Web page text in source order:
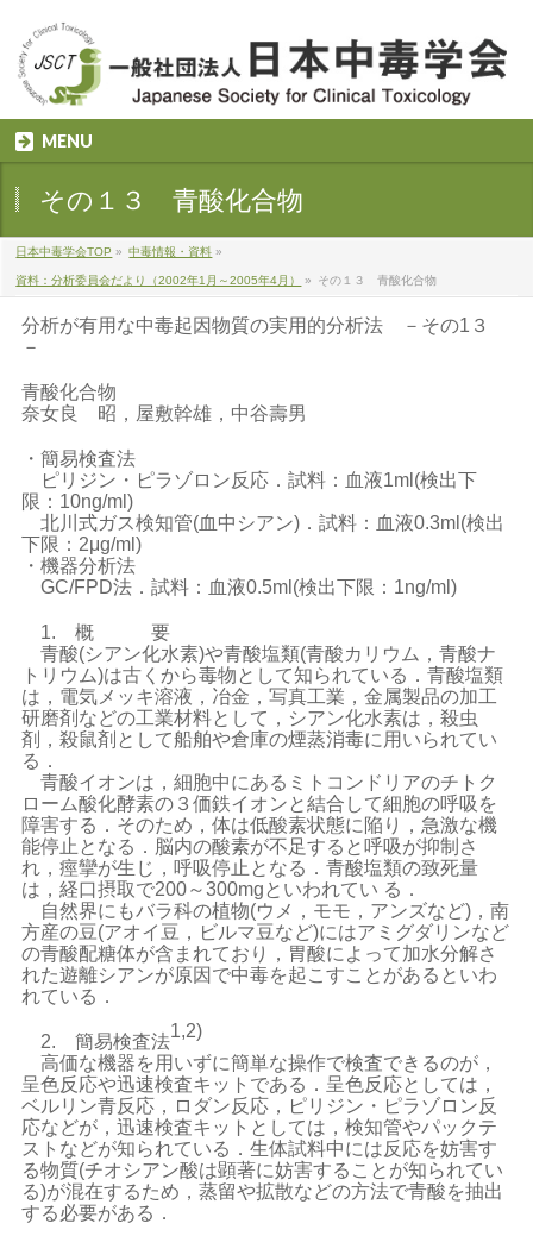
MENU
その１３ 青酸化合物
日本中毒学会TOP » 中毒情報・資料 »
資料：分析委員会だより（2002年1月～2005年4月） » その１３ 青酸化合物
分析が有用な中毒起因物質の実用的分析法 －その1３
－
青酸化合物
奈女良 昭，屋敷幹雄，中谷壽男
・簡易検査法
ピリジン・ピラゾロン反応．試料：血液1ml(検出下
限：10ng/ml)
北川式ガス検知管(血中シアン)．試料：血液0.3ml(検出
下限：2μg/ml)
・機器分析法
GC/FPD法．試料：血液0.5ml(検出下限：1ng/ml)
1. 概 要
青酸(シアン化水素)や青酸塩類(青酸カリウム，青酸ナ
トリウム)は古くから毒物として知られている．青酸塩類
は，電気メッキ溶液，冶金，写真工業，金属製品の加工
研磨剤などの工業材料として，シアン化水素は，殺虫
剤，殺鼠剤として船舶や倉庫の煙蒸消毒に用いられてい
る．
青酸イオンは，細胞中にあるミトコンドリアのチトク
ローム酸化酵素の３価鉄イオンと結合して細胞の呼吸を
障害する．そのため，体は低酸素状態に陥り，急激な機
能停止となる．脳内の酸素が不足すると呼吸が抑制さ
れ，痙攣が生じ，呼吸停止となる．青酸塩類の致死量
は，経口摂取で200～300mgといわれてい る．
自然界にもバラ科の植物(ウメ，モモ，アンズなど)，南
方産の豆(アオイ豆，ビルマ豆など)にはアミグダリンなど
の青酸配糖体が含まれており，胃酸によって加水分解さ
れた遊離シアンが原因で中毒を起こすことがあるといわ
れている．
2. 簡易検査法1,2)
高価な機器を用いずに簡単な操作で検査できるのが，
呈色反応や迅速検査キットである．呈色反応としては，
ベルリン青反応，ロダン反応，ピリジン・ピラゾロン反
応などが，迅速検査キットとしては，検知管やパックテ
ストなどが知られている．生体試料中には反応を妨害す
る物質(チオシアン酸は顕著に妨害することが知られてい
る)が混在するため，蒸留や拡散などの方法で青酸を抽出
する必要がある．